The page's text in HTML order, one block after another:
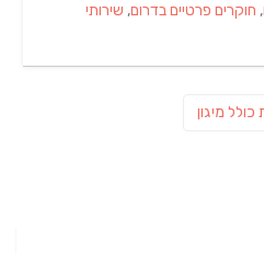
, חוקרים פרטיים בדרום, שירותי
מיגון